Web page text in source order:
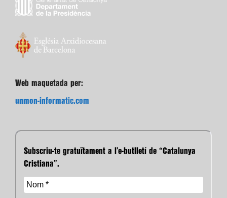
Web maquetada per:
unmon-informatic.com
Subscriu-te gratuïtament a l’e-butlletí de “Catalunya
Cristiana”.